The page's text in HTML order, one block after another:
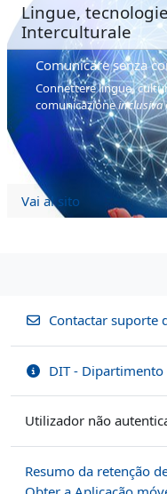
Lingue,
Interculturale
Comunicare senza
Connettere lingue,
comunicazioneinclusiva
Vai al sito
Contactar suporte
DIT -
Utilizador não
Resumo da retenção